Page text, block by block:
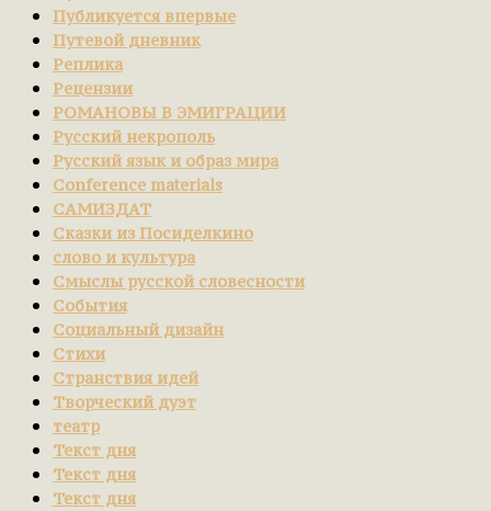
Публикуется впервые
Путевой дневник
Реплика
Рецензии
РОМАНОВЫ В ЭМИГРАЦИИ
Русский некрополь
Русский язык и образ мира
Сonference materials
САМИЗДАТ
Сказки из Посиделкино
слово и культура
Смыслы русской словесности
События
Социальный дизайн
Стихи
Странствия идей
Творческий дуэт
театр
Текст дня
Текст дня
Текст дня